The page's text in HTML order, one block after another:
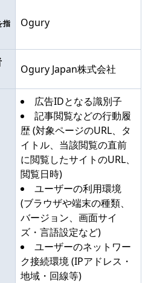
指
Ogury
Ogury Japan株式会社
広告IDとなる識別子
記事閲覧などの行動履
歴 (対象ページのURL、タ
イトル、当該閲覧の直前
に閲覧したサイトのURL、
閲覧日時)
ユーザーの利用環境
(ブラウザや端末の種類、
バージョン、画面サイ
ズ・言語設定など)
ユーザーのネットワー
ク接続環境 (IPアドレス・
地域・回線等)